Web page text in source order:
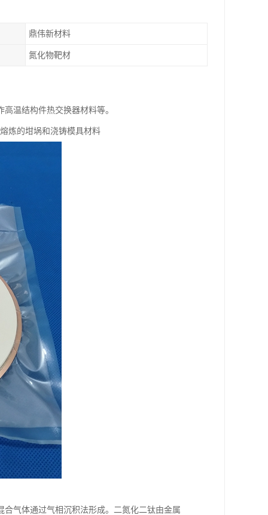
鼎伟新材料
氮化物靶材
温结构件热交换器材料等。
炼的坩埚和浇铸模具材料
气体通过气相沉积法形成。二氮化二钛由金属